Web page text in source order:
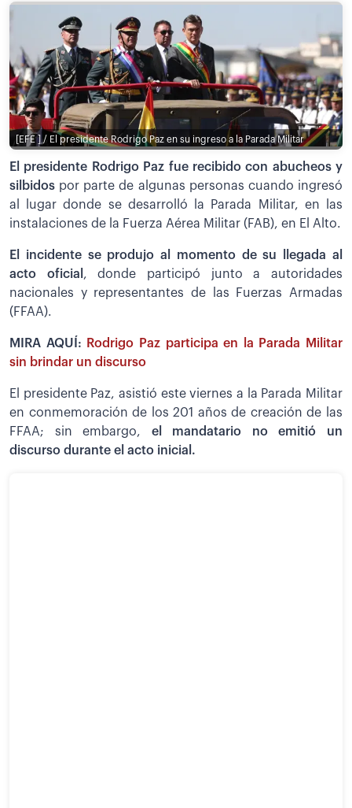
[EFE ] / El presidente Rodrigo Paz en su ingreso a la Parada Militar
El presidente Rodrigo Paz fue recibido con abucheos y
silbidos por parte de algunas personas cuando ingresó
al lugar donde se desarrolló la Parada Militar, en las
instalaciones de la Fuerza Aérea Militar (FAB), en El Alto.
El incidente se produjo al momento de su llegada al
acto oficial , donde participó junto a autoridades
nacionales y representantes de las Fuerzas Armadas
(FFAA).
MIRA AQUÍ:
Rodrigo Paz participa en la Parada Militar
sin brindar un discurso
El presidente Paz, asistió este viernes a la Parada Militar
en conmemoración de los 201 años de creación de las
FFAA; sin embargo, el mandatario no emitió un
discurso durante el acto inicial.